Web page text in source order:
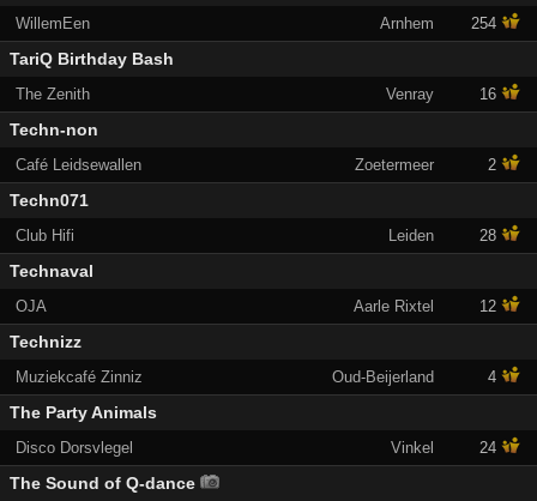
WillemEen Arnhem 254
TariQ Birthday Bash
The Zenith Venray 16
Techn-non
Café Leidsewallen Zoetermeer 2
Techn071
Club Hifi Leiden 28
Technaval
OJA Aarle Rixtel 12
Technizz
Muziekcafé Zinniz Oud-Beijerland 4
The Party Animals
Disco Dorsvlegel Vinkel 24
The Sound of Q-dance